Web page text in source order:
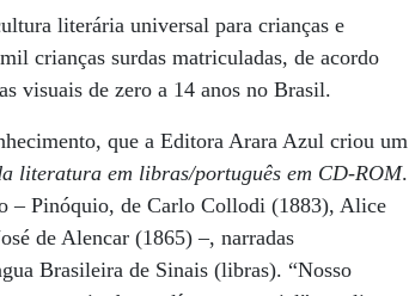
literária universal para crianças e
crianças surdas matriculadas, de acordo
visuais de zero a 14 anos no Brasil.
que a Editora Arara Azul criou um
literatura em libras/português em CD-ROM.
– Pinóquio, de Carlo Collodi (1883), Alice
de Alencar (1865) –, narradas
Brasileira de Sinais (libras). “Nosso